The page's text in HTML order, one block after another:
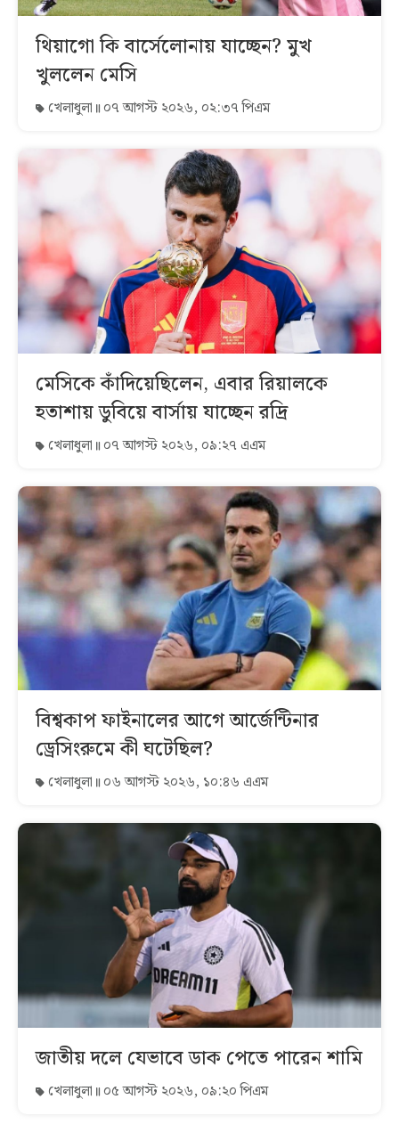
থিয়াগো কি বার্সেলোনায় যাচ্ছেন? মুখ
খুললেন মেসি
খেলাধুলা ০৭ আগস্ট ২০২৬, ০২:৩৭ পিএম
মেসিকে কাঁদিয়েছিলেন, এবার রিয়ালকে
হতাশায় ডুবিয়ে বার্সায় যাচ্ছেন রদ্রি
খেলাধুলা ০৭ আগস্ট ২০২৬, ০৯:২৭ এএম
বিশ্বকাপ ফাইনালের আগে আর্জেন্টিনার
ড্রেসিংরুমে কী ঘটেছিল?
খেলাধুলা ০৬ আগস্ট ২০২৬, ১০:৪৬ এএম
জাতীয় দলে যেভাবে ডাক পেতে পারেন শামি
খেলাধুলা ০৫ আগস্ট ২০২৬, ০৯:২০ পিএম